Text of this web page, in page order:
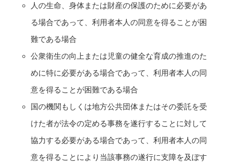
人の生命、身体または財産の保護のために必要があ
る場合であって、利用者本人の同意を得ることが困
難である場合
公衆衛生の向上または児童の健全な育成の推進のた
めに特に必要がある場合であって、利用者本人の同
意を得ることが困難である場合
国の機関もしくは地方公共団体またはその委託を受
けた者が法令の定める事務を遂行することに対して
協力する必要がある場合であって、利用者本人の同
意を得ることにより当該事務の遂行に支障を及ぼす